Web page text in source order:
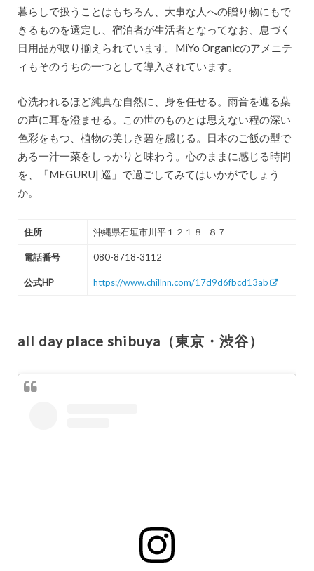
暮らしで扱うことはもちろん、大事な人への贈り物にもで
きるものを選定し、宿泊者が生活者となってなお、息づく
日用品が取り揃えられています。MiYo Organicのアメニテ
ィもそのうちの一つとして導入されています。
心洗われるほど純真な自然に、身を任せる。雨音を遮る葉
の声に耳を澄ませる。この世のものとは思えない程の深い
色彩をもつ、植物の美しき碧を感じる。日本のご飯の型で
ある一汁一菜をしっかりと味わう。心のままに感じる時間
を、「MEGURU| 巡」で過ごしてみてはいかがでしょう
か。
住所 沖縄県石垣市川平１２１８−８７
電話番号 080-8718-3112
公式HP https://www.chillnn.com/17d9d6fbcd13ab
all day place shibuya（東京・渋谷）